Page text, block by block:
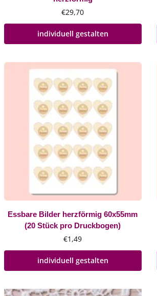
€29,70
individuell gestalten
Essbare Bilder herzförmig 60x55mm
(20 Stück pro Druckbogen)
€1,49
individuell gestalten